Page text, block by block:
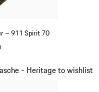
– 911 Spirit 70
- Heritage to wishlist